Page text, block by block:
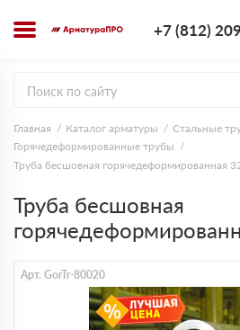
+7 (812)
Главная Каталог арматуры Стальные
Горячедеформированные трубы
Труба бесшовная горячедеформированная
Труба бесшовная
Арт. GorTr-80020